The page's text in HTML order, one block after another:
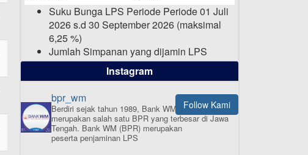
Perusahaan
03-03-2025
Suku Bunga LPS Periode Periode 01 Juli
2026 s.d 30 September 2026 (maksimal
6,25 %)
Jumlah Simpanan yang dijamin LPS
maksimal sampai dengan 2 Milyar Rupiah
per nasabah dalam satu bank
ISI APLIKASI SEKARANG
Instagram
Follow Kami
bpr_wm
Berdiri sejak tahun 1989, Bank WM (BPR)
merupakan salah satu BPR yang terbesar di Jawa
Tengah. Bank WM (BPR) merupakan
peserta penjaminan LPS